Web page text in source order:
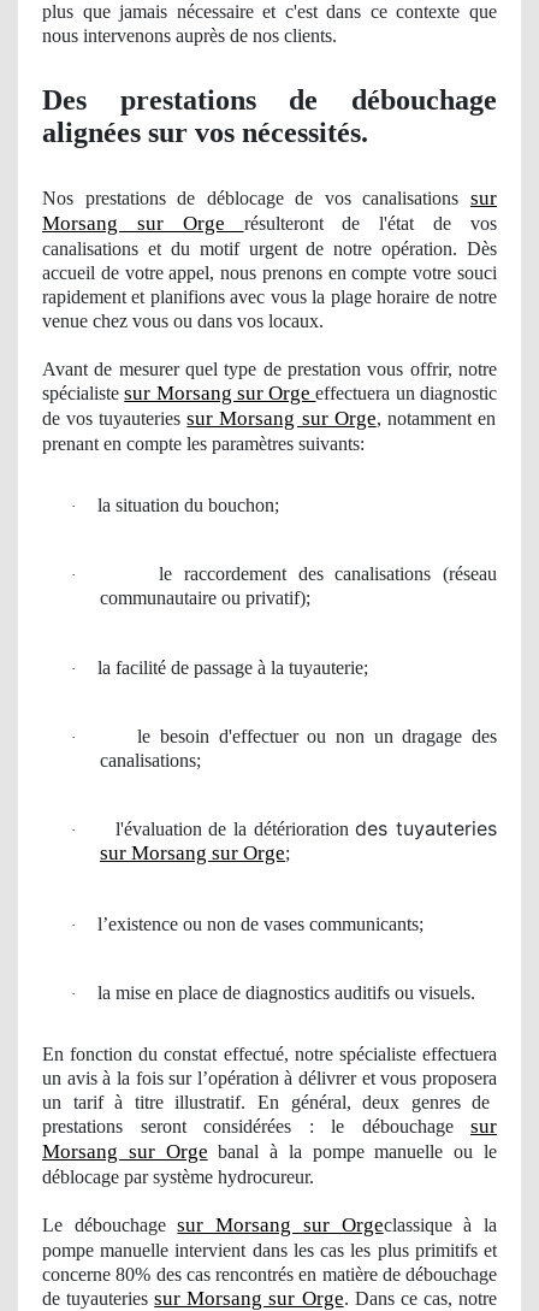
plus que jamais nécessaire et c'est dans ce contexte que
nous intervenons auprès de nos clients.
Des prestations de débouchage
alignées sur vos nécessités.
Nos prestations de déblocagede voscanalisationssur
Morsang sur Orge résulteront de l'état de vos
canalisations et du motif urgent de notre opération. Dès
accueil de votre appel, nous prenons en compte votre souci
rapidement et planifions avec vous la plage horaire de notre
venue chez vous ou dans vos locaux.
Avant de mesurerqueltype de prestation vous offrir, notre
spécialistesur Morsang sur Orgeeffectuera un diagnostic
de vostuyauteriessur Morsang sur Orge, notamment en
prenant en compte les paramètres suivants:
· la situation du bouchon;
· le raccordementdes canalisations (réseau
communautaire ou privatif);
· la facilité de passage à la tuyauterie;
· le besoin d'effectuer ou non un dragage des
canalisations;
· l'évaluation de la détériorationdes tuyauteries
sur Morsang sur Orge;
· l’existence ou non de vases communicants;
· la mise en place de diagnostics auditifs ou visuels.
En fonction du constat effectué, notre spécialiste effectuera
un avis à la fois sur l’opération à délivrer et vous proposera
un tarif à titre illustratif. En général, deux genres de
prestations seront considérées : le débouchage sur
Morsang sur Orge banal à la pompe manuelle ou le
déblocage par système hydrocureur.
Le débouchagesur Morsang sur Orgeclassique à la
pompe manuelle intervient dans les cas les plus primitifs et
concerne 80% des cas rencontrés en matière de débouchage
de tuyauteriessur Morsang sur Orge. Dans ce cas, notre